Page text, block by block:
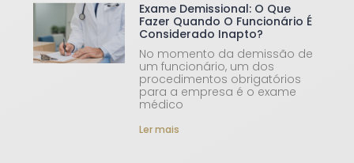
Exame Demissional: O Que
Fazer Quando O Funcionário É
Considerado Inapto?
No momento da demissão de
um funcionário, um dos
procedimentos obrigatórios
para a empresa é o exame
médico
Ler mais